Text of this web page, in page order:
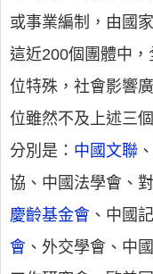
或事業編制，由國
這近200個團體中
位特殊，社會影響
位雖然不及上述三
分別是： 中國文聯
協、中國法學會、
慶齡基金會 、中國
會 、外交學會、中